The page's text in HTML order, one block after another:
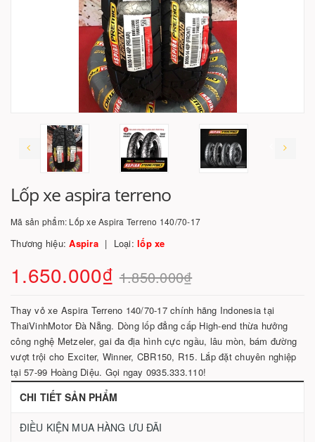
Lốp xe aspira terreno
Mã sản phẩm: Lốp xe Aspira Terreno 140/70-17
Thương hiệu:Aspira Loại: lốp xe
1.650.000₫ 1.850.000₫
Thay vỏ xe Aspira Terreno 140/70-17 chính hãng Indonesia tại
ThaiVinhMotor Đà Nẵng. Dòng lốp đẳng cấp High-end thừa hưởng
công nghệ Metzeler, gai đa địa hình cực ngầu, lâu mòn, bám đường
vượt trội cho Exciter, Winner, CBR150, R15. Lắp đặt chuyên nghiệp
tại 57-99 Hoàng Diệu. Gọi ngay 0935.333.110!
CHI TIẾT SẢN PHẨM
ĐIỀU KIỆN MUA HÀNG ƯU ĐÃI